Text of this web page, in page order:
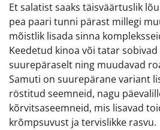
Et salatist saaks täisväärtuslik
pea paari tunni pärast millegi
mõistlik lisada sinna
Keedetud kinoa või tatar
suurepäraselt ning muudavad
Samuti on suurepärane variant
röstitud seemneid, nagu
kõrvitsaseemneid, mis lisavad
krõmpsuvust ja tervislikke rasvu.